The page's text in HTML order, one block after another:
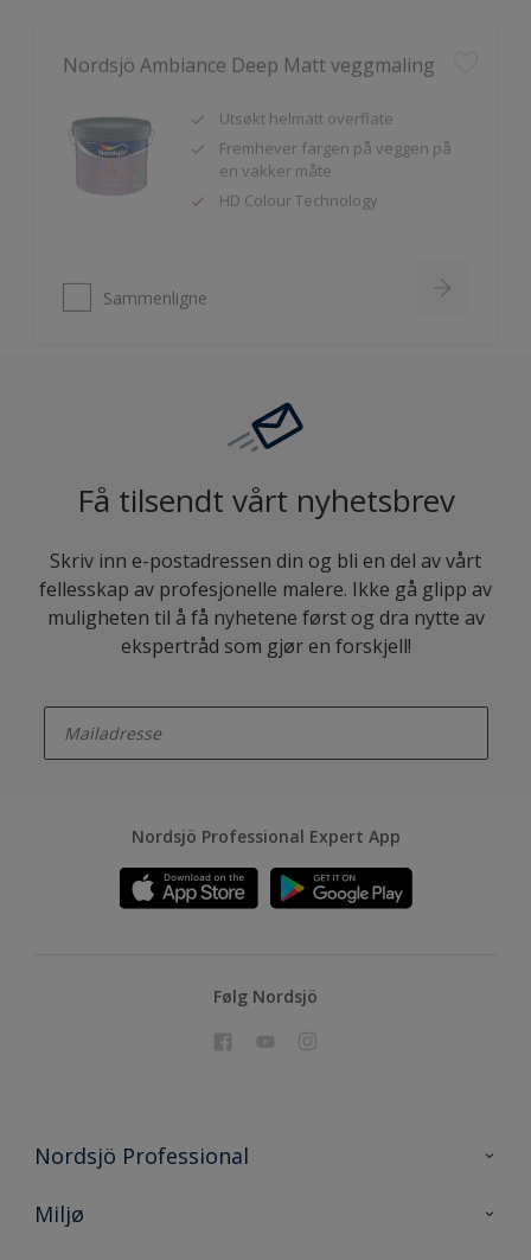
Utsøkt helmatt overflate
en vakker måte
HD Colour Technology
Få tilsendt vårt nyhetsbrev
Skriv inn e-postadressen din og bli en del av vårt
fellesskap av profesjonelle malere. Ikke gå glipp av
muligheten til å få nyhetene først og dra nytte av
ekspertråd som gjør en forskjell!
Nordsjö Professional Expert App
Følg Nordsjö
Nordsjö Professional
Kontakt oss
Miljø